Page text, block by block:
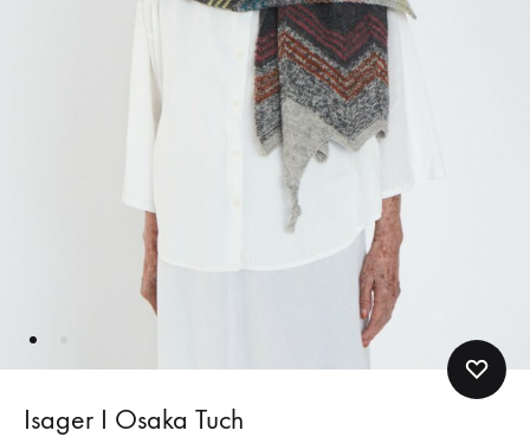
Isager I Osaka Tuch